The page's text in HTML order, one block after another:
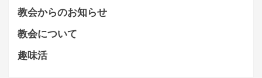
教会からのお知らせ
教会について
趣味活